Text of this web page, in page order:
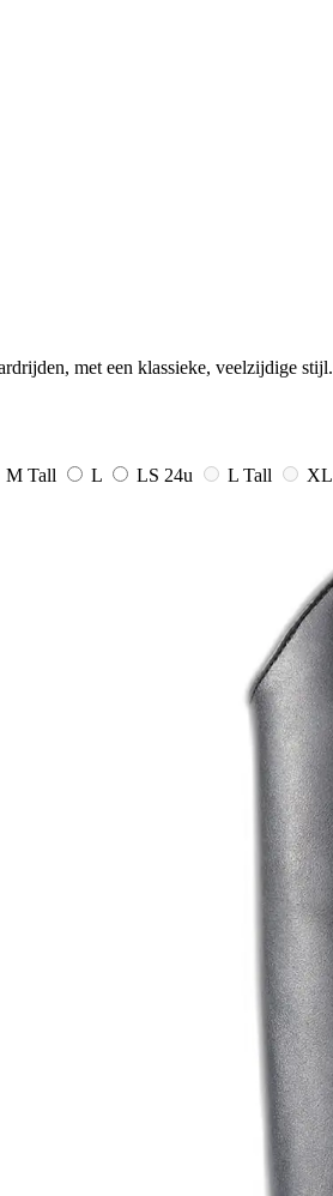
met een klassieke, veelzijdige stijl.
M Tall L LS 24u L Tall XL